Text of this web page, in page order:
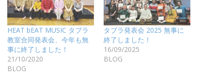
HEAT bEAT MUSIC タブラ
教室合同発表会、今年も無
事に終了しました！
21/10/2020
BLOG
タブラ発表会 2025 無事に
終了しました！
16/09/2025
BLOG